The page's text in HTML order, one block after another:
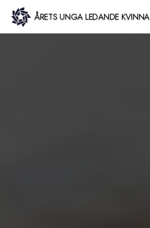
Hoppa
till
ÅRETS UNGA LEDANDE KVINNA